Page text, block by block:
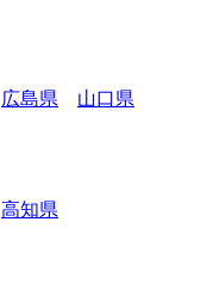
広島県 山口県
高知県